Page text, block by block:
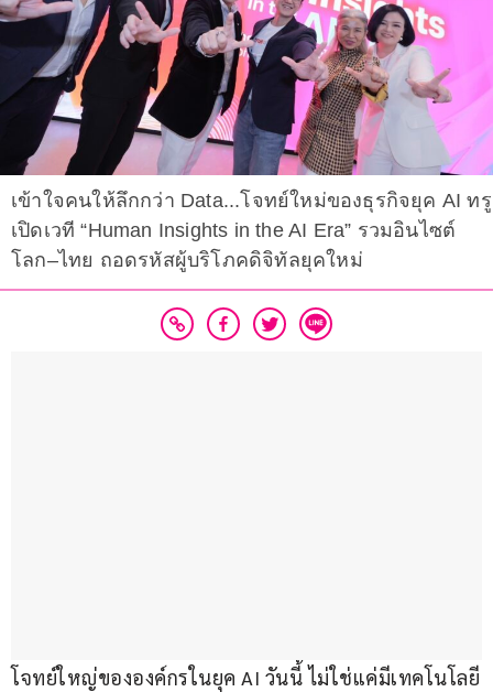
เข้าใจคนให้ลึกกว่า Data...โจทย์ใหม่ของธุรกิจยุค AI ทรู
เปิดเวที “Human Insights in the AI Era” รวมอินไซต์
โลก–ไทย ถอดรหัสผู้บริโภคดิจิทัลยุคใหม่
โจทย์ใหญ่ขององค์กรในยุค AI วันนี้ ไม่ใช่แค่มีเทคโนโลยี